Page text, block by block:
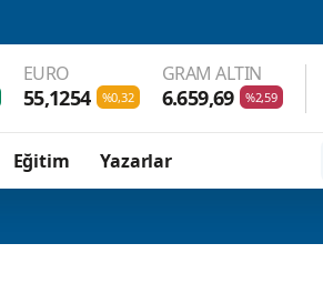
Yeni
EURO
55,1254 %0,32
GRAM ALTIN
6.659,69 %2,59
Eğitim Yazarlar